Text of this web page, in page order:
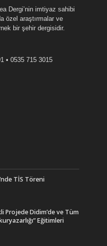
Dergi’nin imtiyaz sahibi
özel araştırmalar ve
bir şehir dergisidir.
• 0535 715 3015
TİS Töreni
Projede Didim’de ve Tüm
Eğitimleri